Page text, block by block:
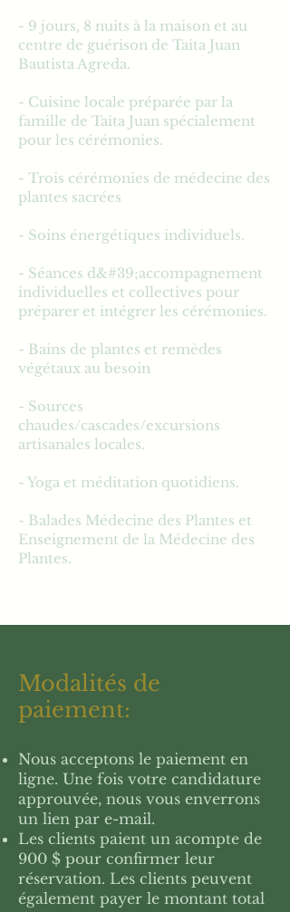
- 9 jours, 8 nuits à la maison et au
centre de guérison de Taita Juan
Bautista Agreda.
- Cuisine locale préparée par la
famille de Taita Juan spécialement
pour les cérémonies.
- Trois cérémonies de médecine des
plantes sacrées
- Soins énergétiques individuels.
- Séances d&#39;accompagnement
individuelles et collectives pour
préparer et intégrer les cérémonies.
- Bains de plantes et remèdes
végétaux au besoin
- Sources
chaudes/cascades/excursions
artisanales locales.
- Yoga et méditation quotidiens.
- Balades Médecine des Plantes et
Enseignement de la Médecine des
Plantes.
Modalités de
paiement:
Nous acceptons le paiement en
ligne. Une fois votre candidature
approuvée, nous vous enverrons
un lien par e-mail.
Les clients paient un acompte de
900 $ pour confirmer leur
réservation. Les clients peuvent
également payer le montant total